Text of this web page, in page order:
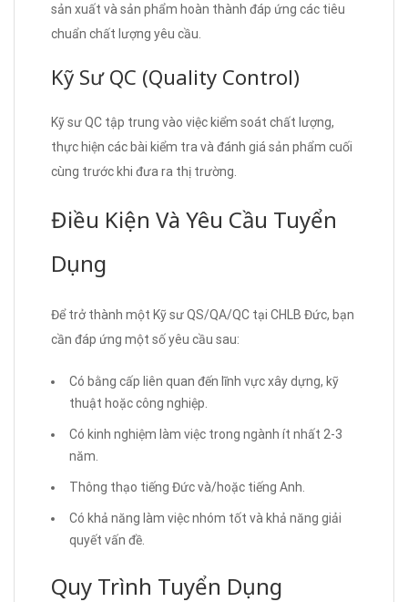
sản xuất và sản phẩm hoàn thành đáp ứng các tiêu
chuẩn chất lượng yêu cầu.
Kỹ Sư QC (Quality Control)
Kỹ sư QC tập trung vào việc kiểm soát chất lượng,
thực hiện các bài kiểm tra và đánh giá sản phẩm cuối
cùng trước khi đưa ra thị trường.
Điều Kiện Và Yêu Cầu Tuyển
Dụng
Để trở thành một Kỹ sư QS/QA/QC tại CHLB Đức, bạn
cần đáp ứng một số yêu cầu sau:
Có bằng cấp liên quan đến lĩnh vực xây dựng, kỹ
thuật hoặc công nghiệp.
Có kinh nghiệm làm việc trong ngành ít nhất 2-3
năm.
Thông thạo tiếng Đức và/hoặc tiếng Anh.
Có khả năng làm việc nhóm tốt và khả năng giải
quyết vấn đề.
Quy Trình Tuyển Dụng